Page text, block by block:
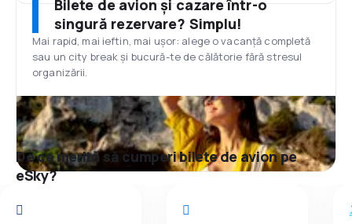
Bilete de avion și cazare într-o
singură rezervare? Simplu!
Mai rapid, mai ieftin, mai ușor: alege o vacanță completă
sau un city break și bucură-te de călătorie fără stresul
organizării.
De ce merită să cumperi bilete de avion pe
eSky?